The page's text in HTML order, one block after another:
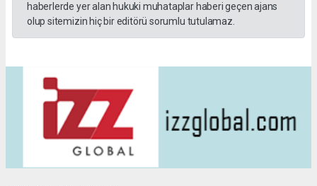
haberlerde yer alan hukuki muhataplar haberi geçen ajans
olup sitemizin hiç bir editörü sorumlu tutulamaz.